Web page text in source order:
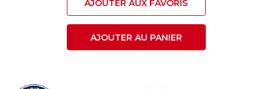
AJOUTER AUX FAVORIS
AJOUTER AU PANIER